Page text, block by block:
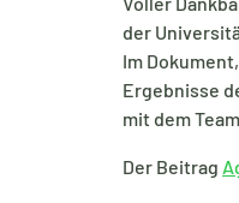
der
Im
Ergebnisse
mit dem
Der Beitrag